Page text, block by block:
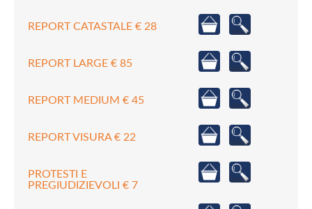
REPORT CATASTALE € 28
REPORT LARGE € 85
REPORT MEDIUM € 45
REPORT VISURA € 22
PROTESTI E
PREGIUDIZIEVOLI € 7